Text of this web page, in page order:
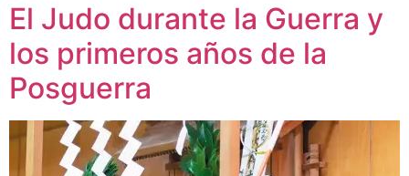
El Judo durante la Guerra y
los primeros años de la
Posguerra